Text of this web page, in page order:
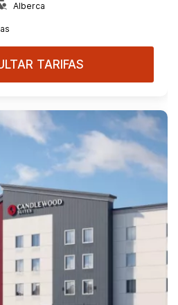
Alberca
TARIFAS